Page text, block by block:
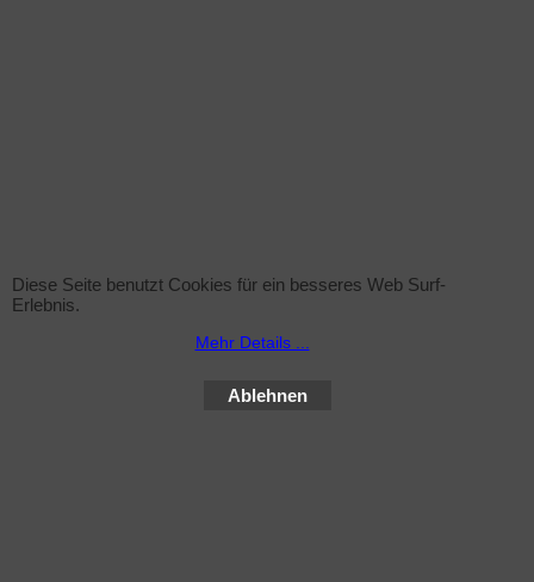
Diese Seite benutzt Cookies für ein besseres Web Surf-
Erlebnis.
Mehr Details ...
Ablehnen